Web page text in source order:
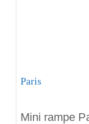
Paris
Mini rampe